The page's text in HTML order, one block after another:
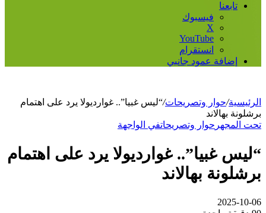
تابعنا
فيسبوك
‫X
‫YouTube
انستقرام
إضافة عمود جانبي
الرئيسية/حوار وتصريحات/“ليس غبيا”.. غوارديولا يرد على اهتمام
برشلونة بهالاند
تحت المجهر حوار وتصريحاتفي الواجهة
“ليس غبيا”.. غوارديولا يرد على اهتمام
برشلونة بهالاند
2025-10-06